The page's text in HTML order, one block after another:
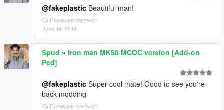
@fakeplastic Beautiful man!
Погледни контекст
Јули 19, 2019
Spud » Iron man MK50 MCOC version [Add-on
Ped]
@fakeplastic Super cool mate! Good to see you're
back modding
Погледни контекст